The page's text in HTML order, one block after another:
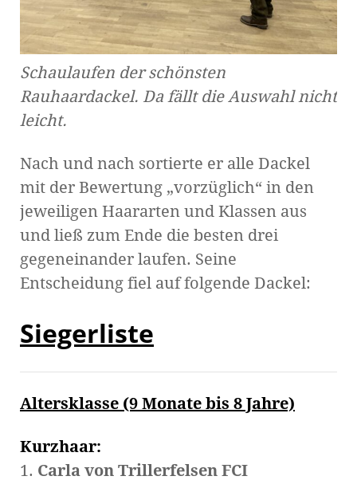
Schaulaufen der schönsten
Rauhaardackel. Da fällt die Auswahl nicht
leicht.
Nach und nach sortierte er alle Dackel
mit der Bewertung „vorzüglich“ in den
jeweiligen Haararten und Klassen aus
und ließ zum Ende die besten drei
gegeneinander laufen. Seine
Entscheidung fiel auf folgende Dackel:
Siegerliste
Altersklasse (9 Monate bis 8 Jahre)
Kurzhaar:
1. Carla von Trillerfelsen FCI